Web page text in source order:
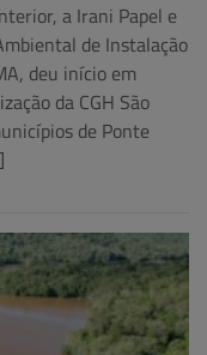
a Irani Papel e
de Instalação
deu início em
da CGH São
de Ponte